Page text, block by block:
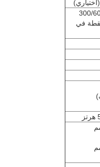
نقطة في البوصة (300/600
في البوصة ； 25/508 نقطة في
مم × 1220 مم
مم × 1220 مم